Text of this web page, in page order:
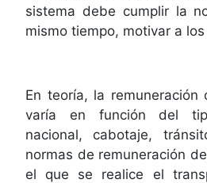
sistema debe cumplir la
mismo tiempo, motivar a
En teoría, la remuneración
varía en función del
nacional, cabotaje,
normas de remuneración
el que se realice el